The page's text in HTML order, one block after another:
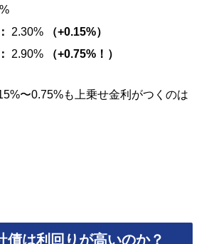
2.30%
（+0.15%）
2.90% （+0.75%！）
〜0.75%も上乗せ金利がつくのは
債は利回りが高いのか？